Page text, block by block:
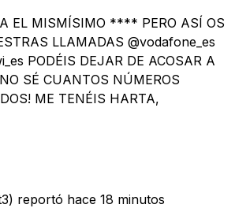
EL MISMÍSIMO **** PERO ASÍ OS
LLAMADAS @vodafone_es
PODÉIS DEJAR DE ACOSAR A
SÉ CUANTOS NÚMEROS
ME TENÉIS HARTA,
reportó hace 18 minutos